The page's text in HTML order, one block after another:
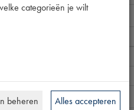
categorieën je wilt
beheren Alles accepteren